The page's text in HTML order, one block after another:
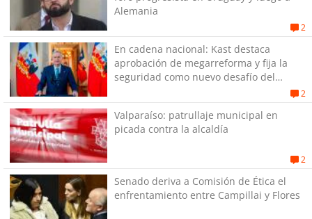
Alemania
2
En cadena nacional: Kast destaca
aprobación de megarreforma y fija la
seguridad como nuevo desafío del
2
Valparaíso: patrullaje municipal en
picada contra la alcaldía
2
Senado deriva a Comisión de Ética el
enfrentamiento entre Campillai y Flores